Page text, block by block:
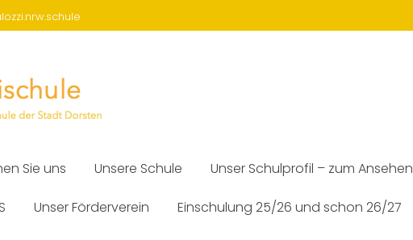
Sie uns Unsere Schule Unser Schulprofil – zum Ansehen
Unser Förderverein Einschulung 25/26 und schon 26/27